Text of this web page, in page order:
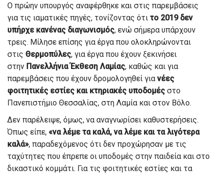
Ο πρώην υπουργός αναφέρθηκε και στις παρεμβάσεις
για τις ιαματικές πηγές, τονίζοντας ότι το 2019 δεν
υπήρχε κανένας διαγωνισμός, ενώ σήμερα υπάρχουν
τρεις. Μίλησε επίσης για έργα που ολοκληρώνονται
στις Θερμοπύλες, για έργα που έχουν ξεκινήσει
στην Πανελλήνια Έκθεση Λαμίας, καθώς και για
παρεμβάσεις που έχουν δρομολογηθεί για νέες
φοιτητικές εστίες και κτηριακές υποδομές στο
Πανεπιστήμιο Θεσσαλίας, στη Λαμία και στον Βόλο.
Δεν παρέλειψε, όμως, να αναγνωρίσει καθυστερήσεις.
Όπως είπε, «να λέμε τα καλά, να λέμε και τα λιγότερα
καλά», παραδεχόμενος ότι δεν προχώρησαν με τις
ταχύτητες που έπρεπε οι υποδομές στην παιδεία και στο
δικαστικό κομμάτι. Για τις φοιτητικές εστίες και τα